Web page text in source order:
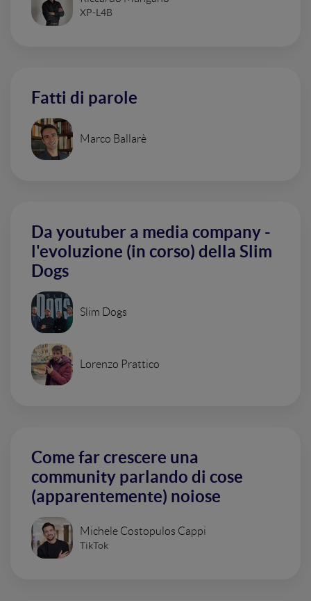
XP-L4B
Fatti di parole
Marco Ballarè
Da youtuber a media company -
l'evoluzione (in corso) della Slim
Dogs
Slim Dogs
Lorenzo Prattico
Come far crescere una
community parlando di cose
(apparentemente) noiose
Michele Costopulos Cappi
TikTok